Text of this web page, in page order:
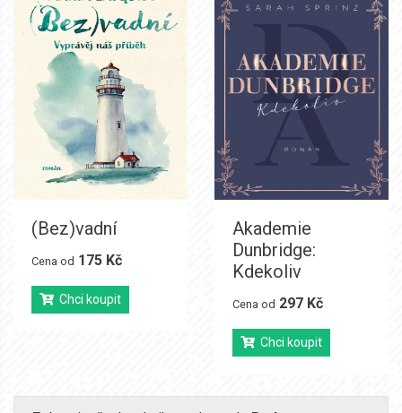
(Bez)vadní
Cena od 175 Kč
Chci koupit
Akademie
Dunbridge:
Kdekoliv
Cena od 297 Kč
Chci koupit